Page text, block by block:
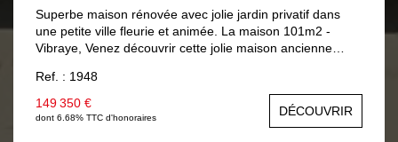
Superbe maison rénovée avec jolie jardin privatif dans
une petite ville fleurie et animée. La maison 101m2 -
Vibraye, Venez découvrir cette jolie maison ancienne
ses magnifiques châteaux, forêts et zones de sport et de
relaxation. Construite vers 1850, cette propriété a
bénéficié d'une rénovation complète : électricité,
plomberie, menuiseries, fenêtres double vitrage, isolation,
Ref. : 1948
149 350 €
dont 6.68% TTC d'honoraires DÉCOUVRIR